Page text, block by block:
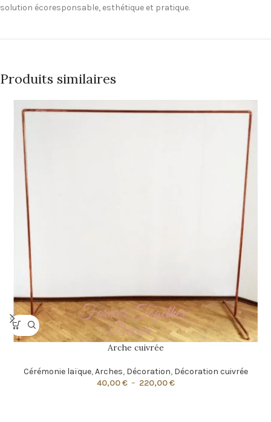
solution écoresponsable, esthétique et pratique.
Produits similaires
Arche cuivrée
Cérémonie laïque,Arches, Décoration, Décoration cuivrée
40,00€ – 220,00€